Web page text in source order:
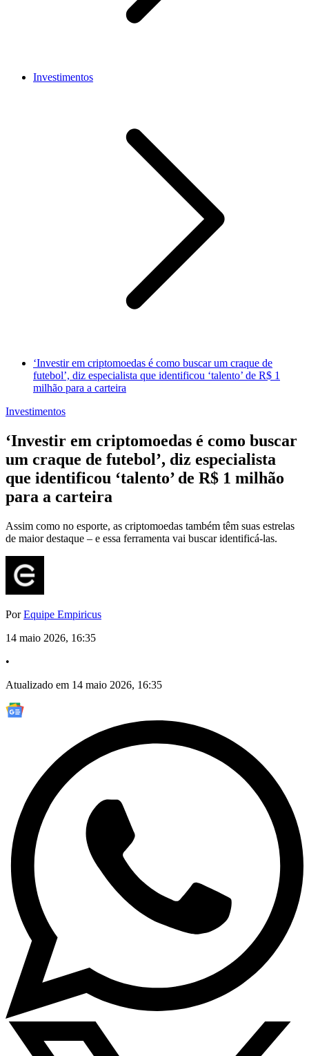
Investimentos
‘Investir em criptomoedas é como buscar um craque de
futebol’, diz especialista que identificou ‘talento’ de R$ 1
milhão para a carteira
Investimentos
‘Investir em criptomoedas é como buscar
um craque de futebol’, diz especialista
que identificou ‘talento’ de R$ 1 milhão
para a carteira
Assim como no esporte, as criptomoedas também têm suas estrelas
de maior destaque – e essa ferramenta vai buscar identificá-las.
PorEquipe Empiricus
14 maio 2026, 16:35
•
Atualizado em 14 maio 2026, 16:35